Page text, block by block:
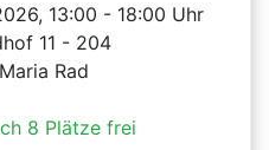
13:00 - 18:00 Uhr
11 - 204
Rad
8 Plätze frei